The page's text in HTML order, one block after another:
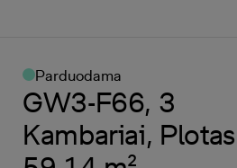
Parduodama
GW3-F66, 3
Kambariai, Plotas